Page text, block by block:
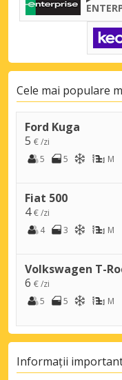
Cele mai populare
Ford Kuga
5 € /zi
5
5 M
Fiat 500
4€ /zi
4
3 M
Volkswagen T-
6 € /zi
5
5 M
Informații